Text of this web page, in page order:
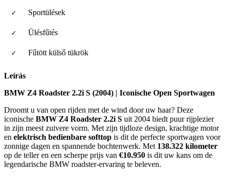
Sportülések
Ülésfűtés
Fűtött külső tükrök
Leírás
BMW Z4 Roadster 2.2i S (2004) | Iconische Open Sportwagen
Droomt u van open rijden met de wind door uw haar? Deze
iconische BMW Z4 Roadster 2.2i S uit 2004 biedt puur rijplezier
in zijn meest zuivere vorm. Met zijn tijdloze design, krachtige motor
en elektrisch bedienbare softtop is dit de perfecte sportwagen voor
zonnige dagen en spannende bochtenwerk. Met 138.322 kilometer
op de teller en een scherpe prijs van €10.950 is dit uw kans om de
legendarische BMW roadster-ervaring te beleven.